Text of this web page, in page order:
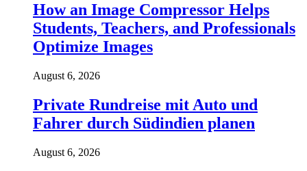
How an Image Compressor Helps
Students, Teachers, and Professionals
Optimize Images
August 6, 2026
Private Rundreise mit Auto und
Fahrer durch Südindien planen
August 6, 2026